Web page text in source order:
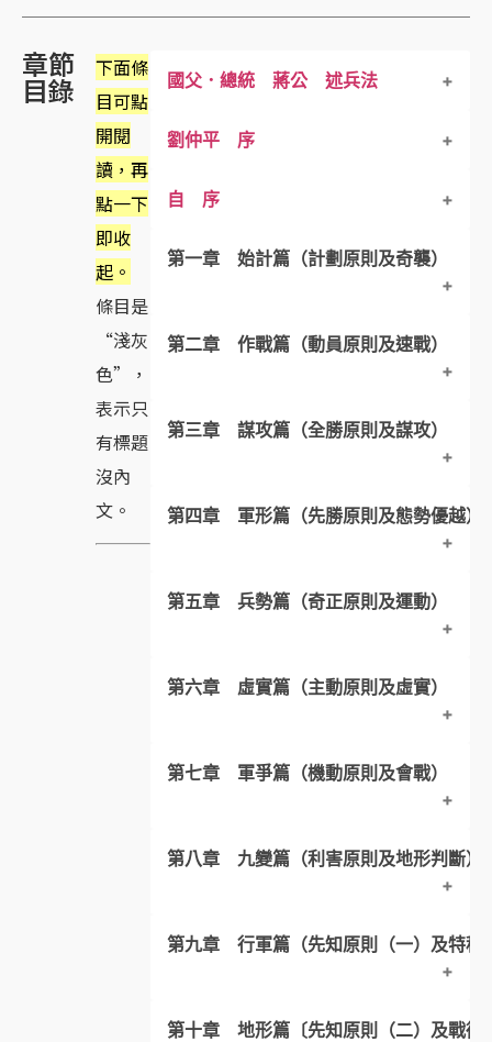
章節
目錄
下面條
目可點
開閱
讀，再
點一下
即收
起。
條目是
“淺灰
色”，
表示只
有標題
沒內
文。
國父．總統 蔣公 述兵法
劉仲平 序
自 序
第一章 始計篇（計劃原則及奇襲）
一、原文．結構分析
原文注釋 – ２
原文注釋 – ５
原文注釋 – ６
原文注釋 – ９
第二章 作戰篇（動員原則及速戰）
一、原文．結構分析
原文注釋 – 2
第三章 謀攻篇（全勝原則及謀攻）
一、原文．結構分析
原文注釋 – ２
原文注釋 – ５
原文注釋 – 6
第四章 軍形篇（先勝原則及態勢優越）
一、原文．結構分析
第五章 兵勢篇（奇正原則及運動）
一、原文．結構分析
第六章 虛實篇（主動原則及虛實）
一、原文．結構分析
第七章 軍爭篇（機動原則及會戰）
一、原文．結構分析
第八章 九變篇（利害原則及地形判斷）
一、原文．結構分析
第九章 行軍篇（先知原則（一）及特種
一、原文．結構分析
第十章 地形篇〔先知原則（二）及戰術